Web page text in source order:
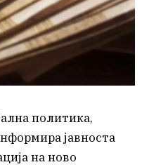
политика,
јавноста
на ново